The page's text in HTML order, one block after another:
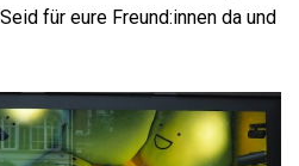
für eure Freund:innen da und